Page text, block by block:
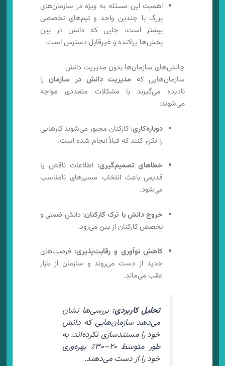
اهمیت این مسئله به ویژه در سازمان‌های
بزرگ با چندین واحد و تیم‌های تخصصی
بیشتر است، جایی که دانش در بین
بخش‌ها پراکنده و غیرقابل دسترس است.
چالش‌های سازمان‌ها بدون مدیریت دانش
سازمان‌هایی که مدیریت دانش در سازمانرا
نادیده می‌گیرند با مشکلات متعددی مواجه
می‌شوند:
دوباره‌کاری: کارکنان مجبور می‌شوند کارهایی
را تکرار کنند که قبلاً انجام شده است.
خطاهای تصمیم‌گیری: اطلاعات ناقص یا
قدیمی باعث انتخاب مسیرهای نامناسب
می‌شود.
خروج دانش با ترک کارکنان: دانش ضمنی و
تخصص کارکنان از بین می‌رود.
کاهش نوآوری و رقابت‌پذیری: فرصت‌های
جدید از دست می‌روند و سازمان از بازار
عقب می‌ماند.
تحلیل کاربردی: بررسی‌ها نشان
می‌دهد سازمان‌هایی که دانش
خود را مستندسازی نکرده‌اند، به
طور متوسط ۲۰–۳۰٪ بهره‌وری
خود را از دست می‌دهند.